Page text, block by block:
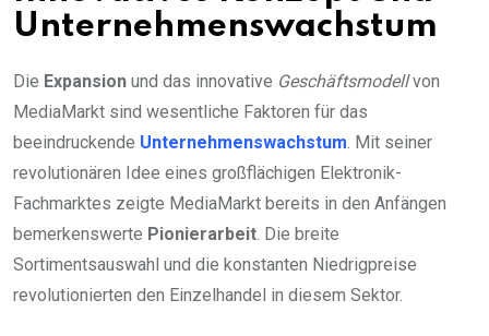
Unternehmenswachstum
Die Expansion und das innovative Geschäftsmodellvon
MediaMarkt sind wesentliche Faktoren für das
beeindruckende Unternehmenswachstum. Mit seiner
revolutionären Idee eines großflächigen Elektronik-
Fachmarktes zeigte MediaMarkt bereits in den Anfängen
bemerkenswerte Pionierarbeit. Die breite
Sortimentsauswahl und die konstanten Niedrigpreise
revolutionierten den Einzelhandel in diesem Sektor.